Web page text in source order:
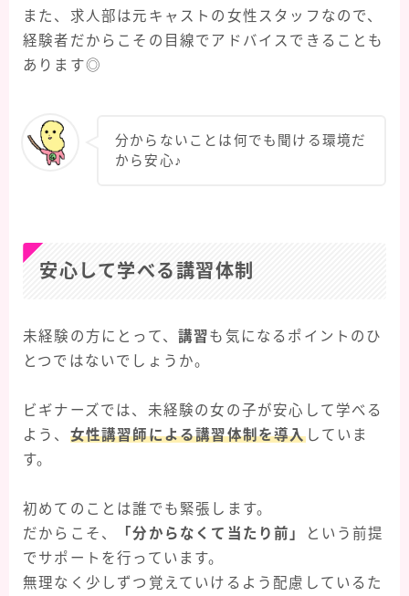
また、求人部は元キャストの女性スタッフなので、
経験者だからこその目線でアドバイスできることも
あります◎
分からないことは何でも聞ける環境だ
から安心♪
安心して学べる講習体制
未経験の方にとって、 講習も気になるポイントのひ
とつではないでしょうか。
ビギナーズでは、未経験の女の子が安心して学べる
よう、 女性講習師による講習体制を導入していま
す。
初めてのことは誰でも緊張します。
だからこそ、
「分からなくて当たり前」
という前提
でサポートを行っています。
無理なく少しずつ覚えていけるよう配慮しているた